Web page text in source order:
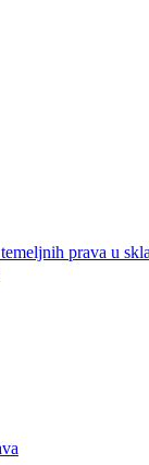
prava u